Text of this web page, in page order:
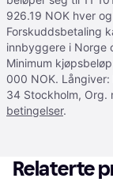
926.19 NOK hver
Forskuddsbetaling
innbyggere i Norge
Minimum
000 NOK. Långiver:
34 Stockholm, Org.
betingelser.
Relaterte